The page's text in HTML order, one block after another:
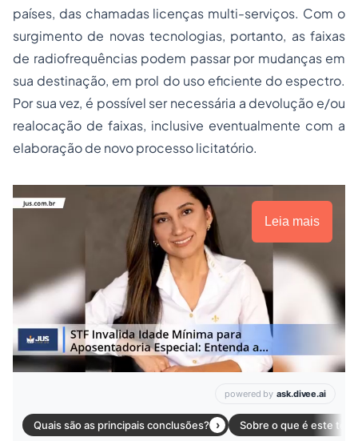
países, das chamadas licenças multi-serviços. Com o
surgimento de novas tecnologias, portanto, as faixas
de radiofrequências podem passar por mudanças em
sua destinação, em prol do uso eficiente do espectro.
Por sua vez, é possível ser necessária a devolução e/ou
realocação de faixas, inclusive eventualmente com a
elaboração de novoprocessolicitatório.
Leia mais